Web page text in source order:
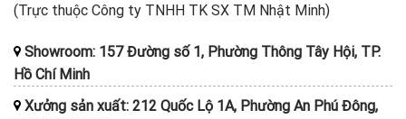
(Trực thuộc Công ty TNHH TK SX TM Nhật Minh)
Showroom: 157 Đường số 1, Phường Thông Tây Hội, TP.
Hồ Chí Minh
Xưởng sản xuất: 212 Quốc Lộ 1A, Phường An Phú Đông,